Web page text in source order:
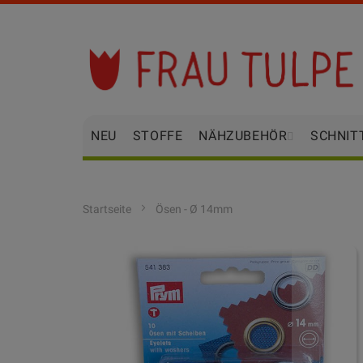
Inhalt
springen
NEU STOFFE NÄHZUBEHÖR
Startseite Ösen - Ø 14mm